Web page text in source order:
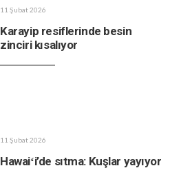
11 Şubat 2026
Karayip resiflerinde besin
zinciri kısalıyor
11 Şubat 2026
Hawaiʻi’de sıtma: Kuşlar yayıyor